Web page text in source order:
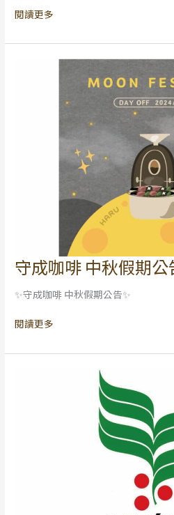
GACHON
蟲
閱讀更多
守成咖啡 中秋假期公
✨守成咖啡 中秋假期公告✨
守
成
咖
中
假
閱讀更多